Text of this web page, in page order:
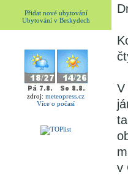
Přidat nové ubytování
Ubytování v Beskydech
zdroj: meteopress.cz
Více o počasí
V
v